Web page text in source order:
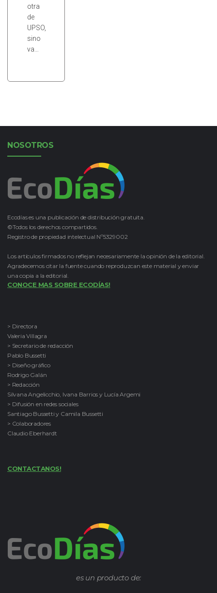
otra
de
UPSO,
sino
va…
NOSOTROS
Ecodías es una publicación de distribución gratuita.
©Todos los derechos compartidos.
Registro de propiedad intelectual Nº5329002
Los artículos firmados no reflejan necesariamente la opinión de la editorial.
Agradecemos citar la fuente cuando reproduzcan este material y enviar
una copia a la editorial.
CONOCE MAS SOBRE ECODÍAS!
> Directora
Valeria Villagra
> Secretario de redacción
Pablo Bussetti
> Diseño gráfico
Rodrigo Galán
> Redacción
Silvana Angelicchio, Ivana Barrios y Lucía Argemi
> Difusión en redes sociales
Santiago Bussetti y Camila Bussetti
> Colaboradores
Claudio Eberhardt
CONTACTANOS!
es un producto de: